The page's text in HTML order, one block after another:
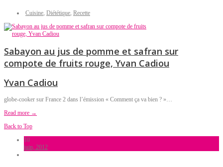
Cuisine, Diététique, Recette
Sabayon au jus de pomme et safran sur
compote de fruits rouge, Yvan Cadiou
Yvan Cadiou
globe-cooker sur France 2 dans l’émission « Comment ça va bien ? »…
Read more →
Back to Top
10
juin, 2012